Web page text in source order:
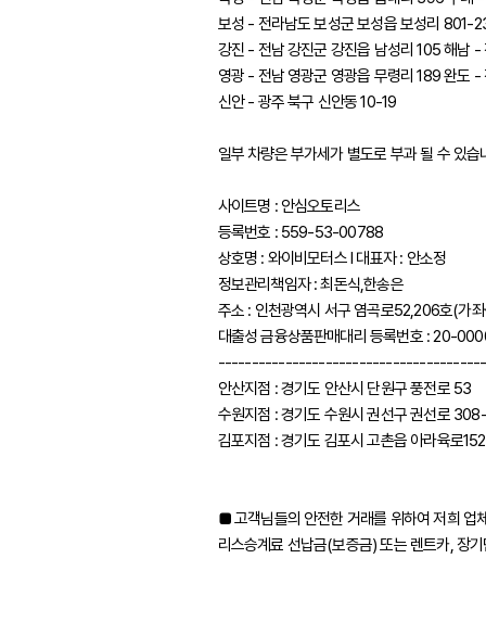
보성 - 전라남도 보성군 보성읍 보성리 801-
강진 - 전남 강진군 강진읍 남성리 105 해남
영광 - 전남 영광군 영광읍 무령리 189 완도
신안 - 광주 북구 신안동 10-19
일부 차량은 부가세가 별도로 부과 될 수 있습
사이트명 : 안심오토리스
등록번호 : 559-53-00788
상호명 : 와이비모터스 l 대표자 : 안소정
정보관리책임자 : 최돈식,한송은
주소 : 인천광역시 서구 염곡로52,206호(가
대출성 금융상품판매대리 등록번호 : 20-
안산지점 : 경기도 안산시 단원구 풍전로 53
수원지점 : 경기도 수원시 권선구 권선로
김포지점 : 경기도 김포시 고촌읍 아라육로
■ 고객님들의 안전한 거래를 위하여 저희 업
리스승계료 선납금(보증금) 또는 렌트카, 장